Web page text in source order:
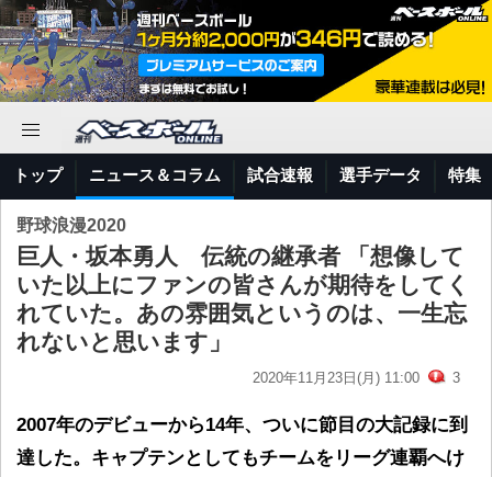
トップ ニュース＆コラム 試合速報 選手データ 特集
野球浪漫2020
巨人・坂本勇人 伝統の継承者 「想像して
いた以上にファンの皆さんが期待をしてく
れていた。あの雰囲気というのは、一生忘
れないと思います」
2020年11月23日(月) 11:00 3
2007年のデビューから14年、ついに節目の大記録に到
達した。キャプテンとしてもチームをリーグ連覇へけ